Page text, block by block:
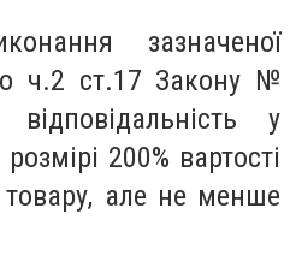
зазначеної
ч.2 ст.17 Закону №
у
200% вартості
товару, але не менше